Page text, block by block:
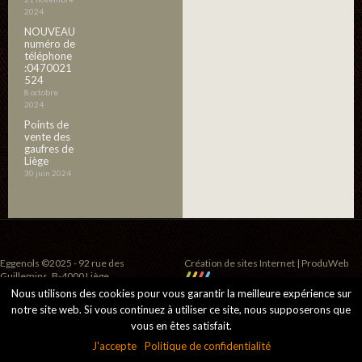
2024
NOUVEAU
numéro de
téléphone
:0470021
524
8 octobre
2024
Points de
vente des
gaufres de
Liège
30 juin 2024
Eggenols ©2025 - 92 rue des
Guillemins, B-4000 Liège
Création de sites Internet | ProduWeb
Nous utilisons des cookies pour vous garantir la meilleure expérience sur
notre site web. Si vous continuez à utiliser ce site, nous supposerons que
vous en êtes satisfait.
J'accepte
Politique de confidentialité